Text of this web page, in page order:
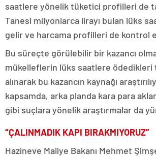
saatlere yönelik tüketici profilleri de
Tanesi milyonlarca lirayı bulan lüks
gelir ve harcama profilleri de kontrol
Bu süreçte görülebilir bir kazancı
mükelleflerin lüks saatlere
alınarak bu kazancın kaynağı
kapsamda, arka planda kara para
gibi suçlara yönelik araştırmalar da
“ÇALINMADIK KAPI BIRAKMIYORUZ”
Hazineve Maliye Bakanı Mehmet